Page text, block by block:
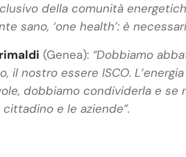
della comunità
sano, ‘one health’: è
(Genea): “Dobbiamo
il nostro essere ISCO.
dobbiamo condividerla e
cittadino e le aziende”.